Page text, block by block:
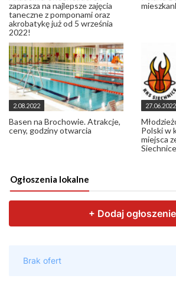
zaprasza na najlepsze zajęcia
taneczne z pomponami oraz
akrobatykę już od 5 września
2022!
2.08.2022
Basen na Brochowie. Atrakcje,
ceny, godziny otwarcia
27.06.2022
Polski w
miejsca
Siechnice
Ogłoszenia lokalne